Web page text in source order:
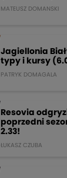
MATEUSZ DOMANSKI
Jagiellonia
typy i kursy
PATRYK DOMAGALA
Resovia
poprzedni
2.33!
ŁUKASZ CZUBA